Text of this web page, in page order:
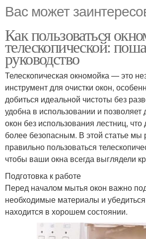
Вас может
Как пользоваться
телескопической:
руководство
Телескопическая окномойка — это
инструмент для очистки окон,
добиться идеальной чистоты без
удобна в использовании и позволяет
окон без использования лестниц, что
более безопасным. В этой статье мы
правильно пользоваться
чтобы ваши окна всегда выглядели
Подготовка к работе
Перед началом мытья окон важно
необходимые материалы и
находится в хорошем состоянии.